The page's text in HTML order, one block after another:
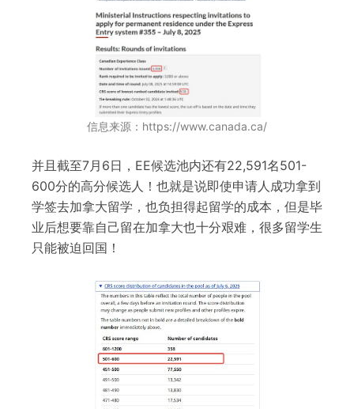
信息来源：https://www.canada.ca/
并且截至7月6日，EE候选池内还有22,591名501-
600分的高分候选人！也就是说即使申请人成功拿到
学签去加拿大留学，也负担得起留学的成本，但是毕
业后想要靠自己留在加拿大也十分艰难，很多留学生
只能被迫回国！